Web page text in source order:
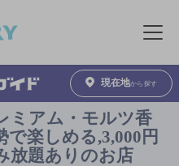
メニュ
現在地から探す
ミアム・モルツ香
楽しめる,3,000円
放題ありのお店